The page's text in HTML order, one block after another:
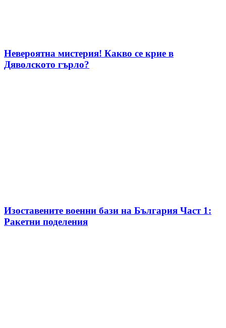
Невероятна мистерия! Какво се крие в
Дяволското гърло?
Изоставените военни бази на България Част 1:
Ракетни поделения